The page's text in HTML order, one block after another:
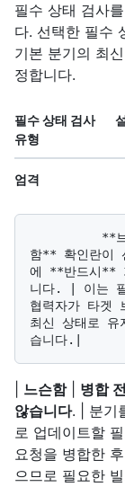
필수 상태 검사
다. 선택한 필수
기본 분기의 최
정합니다.
필수 상태 검사
유형
엄격
함** 확인란이
에 **반드시**
니다. | 이는
협력자가 타겟
최신 상태로
느슨함| 병합
않습니다. | 분기
로 업데이트할
요청을 병합한
으므로 필요한